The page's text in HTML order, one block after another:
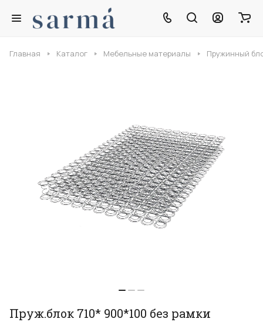
Главная Каталог Мебельные материалы Пружинный
Пруж.блок 710* 900*100 без рамки